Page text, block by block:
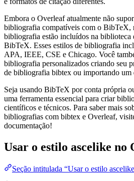
Embora o Overleaf atualmente não
bibliografia compatíveis com o BibTeX,
bibliografia estão incluídos na biblioteca
BibTeX. Esses estilos de bibliografia
APA, IEEE, CSE e Chicago. Você
bibliografia personalizados criando seu
de bibliografia bibtex ou importando um
Seja usando BibTeX por conta própria
uma ferramenta essencial para criar
científicos e técnicos. Para saber mais
bibliografias com bibtex e Overleaf,
documentação!
Usar o estilo ascelike no
Seção intitulada “Usar o estilo